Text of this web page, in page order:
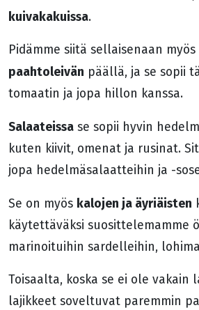
kuivakakuissa.
Pidämme siitä sellaisenaan
paahtoleivän päällä, ja se sopii
tomaatin ja jopa hillon kanssa.
Salaateissa se sopii hyvin
kuten kiivit, omenat ja rusinat.
jopa hedelmäsalaatteihin ja -
Se on myös kalojen ja äyriäisten
käytettäväksi suosittelemamme
marinoituihin sardelleihin,
Toisaalta, koska se ei ole vakain
lajikkeet soveltuvat paremmin